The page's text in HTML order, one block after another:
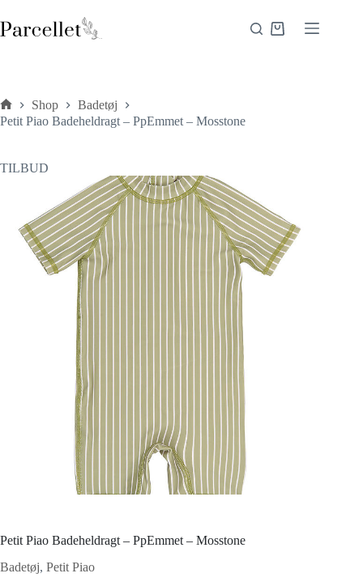
til
indhold
Indkøbskurv
Forside
Shop
Badetøj
Petit Piao Badeheldragt – PpEmmet – Mosstone
TILBUD
Petit Piao Badeheldragt – PpEmmet – Mosstone
Badetøj, Petit Piao